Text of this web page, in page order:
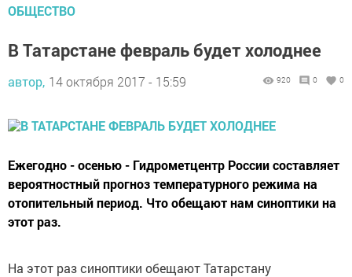
ОБЩЕСТВО
В Татарстане февраль будет холоднее
автор, 14 октября 2017 - 15:59 920 0 0
Ежегодно - осенью - Гидрометцентр России составляет
вероятностный прогноз температурного режима на
отопительный период. Что обещают нам синоптики на
этот раз.
На этот раз синоптики обещают Татарстану